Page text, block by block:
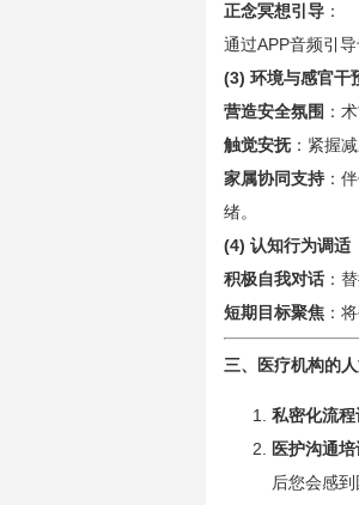
正念冥想引导 ：
通过APP音频引
(3) 环境与感官干
营造安全氛围 ：
触觉安抚 ：紧握
家属协同支持 ：
绪。
(4) 认知行为调适
积极自我对话 ：
短期目标聚焦 ：
三、医疗机构的
私密化流程
医护沟通培
后您会感到